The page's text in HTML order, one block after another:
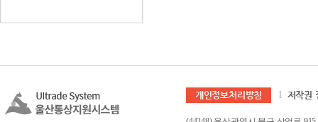
개인정보처리방침 l 저작권